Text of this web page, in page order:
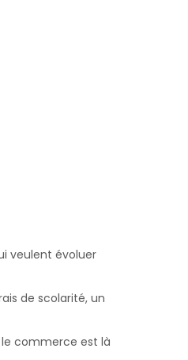
veulent évoluer
de scolarité, un
commerce est là